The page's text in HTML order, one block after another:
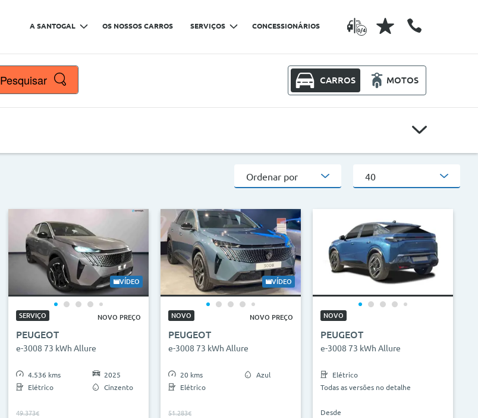
0/4
A SANTOGAL OS NOSSOS CARROS SERVIÇOS CONCESSIONÁRIOS
Pesquisar MOTOS
CARROS
PEUGEOT Modelos
>
2026
Quilómetros
< >
0km 270.000km
CO2
< >
0g/km 300g/km
Atualizar Resultados
Ordenar por 40
VÍDEO
SERVIÇO NOVO PREÇO
PEUGEOT
e-3008 73 kWh Allure
4.536 kms
Elétrico
2025
Cinzento
49.373€
VÍDEO
NOVO NOVO PREÇO
PEUGEOT
e-3008 73 kWh Allure
20 kms
Elétrico
Azul
51.283€
NOVO
PEUGEOT
e-3008 73 kWh Allure
Elétrico
Todas as versões no detalhe
Desde